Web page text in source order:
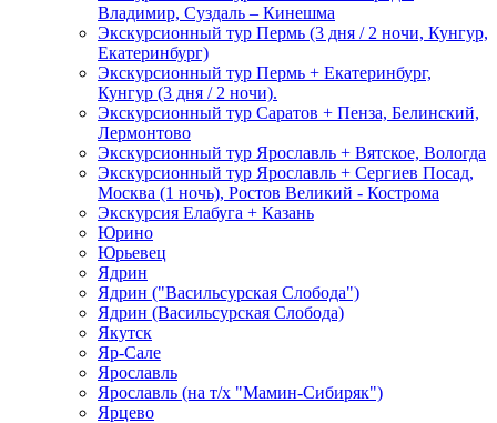
Владимир, Суздаль – Кинешма
Экскурсионный тур Пермь (3 дня / 2 ночи, Кунгур,
Екатеринбург)
Экскурсионный тур Пермь + Екатеринбург,
Кунгур (3 дня / 2 ночи).
Экскурсионный тур Саратов + Пенза, Белинский,
Лермонтово
Экскурсионный тур Ярославль + Вятское, Вологда
Экскурсионный тур Ярославль + Сергиев Посад,
Москва (1 ночь), Ростов Великий - Кострома
Экскурсия Елабуга + Казань
Юрино
Юрьевец
Ядрин
Ядрин ("Васильсурская Слобода")
Ядрин (Васильсурская Слобода)
Якутск
Яр-Сале
Ярославль
Ярославль (на т/х "Мамин-Сибиряк")
Ярцево